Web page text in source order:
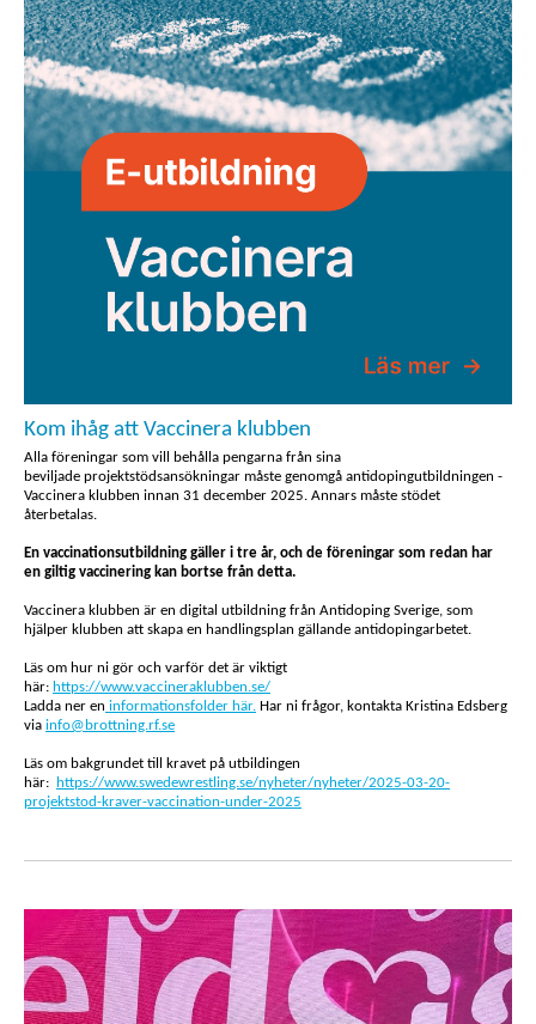
Kom ihåg att Vaccinera klubben
Alla föreningar som vill behålla pengarna från sina
beviljade projektstödsansökningar måste genomgå antidopingutbildningen -
Vaccinera klubben innan 31 december 2025. Annars måste stödet
återbetalas.
En vaccinationsutbildning gäller i tre år, och de föreningar som redan har
en giltig vaccinering kan bortse från detta.
Vaccinera klubben är en digital utbildning från Antidoping Sverige, som
hjälper klubben att skapa en handlingsplan gällande antidopingarbetet.
Läs om hur ni gör och varför det är viktigt
här: https://www.vaccineraklubben.se/
Ladda ner en informationsfolder här. Har ni frågor, kontakta Kristina Edsberg
via info@brottning.rf.se
Läs om bakgrundet till kravet på utbildingen
här:
https://www.swedewrestling.se/nyheter/nyheter/2025-03-20-
projektstod-kraver-vaccination-under-2025